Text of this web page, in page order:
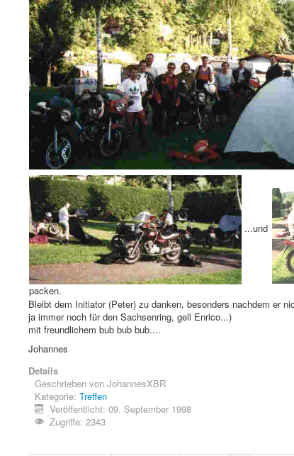
...und
packen.
Bleibt dem Initiator (Peter) zu danken, besonders nachdem er
ja immer noch für den Sachsenring, gell Enrico...)
mit freundlichem bub bub bub....
Johannes
Details
Geschrieben von JohannesXBR
Kategorie: Treffen
Veröffentlicht: 09. September 1998
Zugriffe: 2343